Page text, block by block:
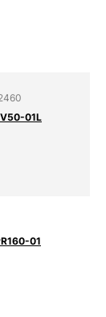
01L
01